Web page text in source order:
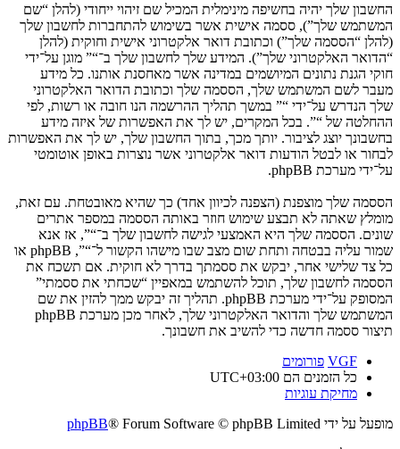
החשבון שלך יהיה בחשיפה מינימלית המכיל שם זיהוי ייחודי (להלן “שם
המשתמש שלך”), ססמה אישית אשר בשימוש להתחברות לחשבון שלך
(להלן “הססמה שלך”) וכתובת דואר אלקטרוני אישית וחוקית (להלן
“הדואר האלקטרוני שלך”). המידע שלך לחשבון שלך ב־“” מוגן על־ידי
חוקי הגנת נתונים המיושמים במדינה אשר מאחסנת אותנו. כל מידע
מעבר לשם המשתמש שלך, הססמה שלך וכתובת הדואר האלקטרוני
שלך הנדרש על־ידי “” במשך תהליך ההרשמה הנו חובה או רשות, לפי
ההחלטה של “”. בכל המקרים, יש לך את האפשרות של איזה מידע
בחשבונך יוצג לציבור. יותך מכך, בתוך החשבון שלך, יש לך את האפשרות
לבחור או לבטל הודעות דואר אלקטרוני אשר נוצרות באופן אוטומטי
על־ידי מערכת phpBB.
הססמה שלך מוצפנת (הצפנה לכיוון אחד) כך שהיא מאובטחת. עם זאת,
מומלץ שאתה לא תבצע שימוש חוזר באותה הססמה במספר אתרים
שונים. הססמה שלך היא האמצעי לגישה לחשבון שלך ב־“”, אז אנא
שמור עליה בבטחה ותחת שום מצב שבו מישהו הקשור ל־“”, phpBB או
כל צד שלישי אחר, יבקש את ססמתך בדרך לא חוקית. אם תשכח את
הססמה לחשבון שלך, תוכל להשתמש במאפיין “שכחתי את ססמתי”
המסופק על־ידי מערכת phpBB. תהליך זה יבקש ממך להזין את שם
המשתמש שלך והדואר האלקטרוני שלך, לאחר מכן מערכת phpBB
תיצור ססמה חדשה כדי להשיב את חשבונך.
VGF פורומים
כל הזמנים הם UTC+03:00
מחיקת עוגיות
מופעל על ידי
phpBB® Forum Software © phpBB Limited